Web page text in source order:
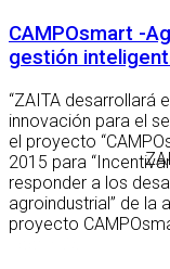
CAMPOsmart -
gestión
“ZAITA desarrollará
innovación para el
el proyecto
2015 para
responder a los
agroindustrial” de la
proyecto